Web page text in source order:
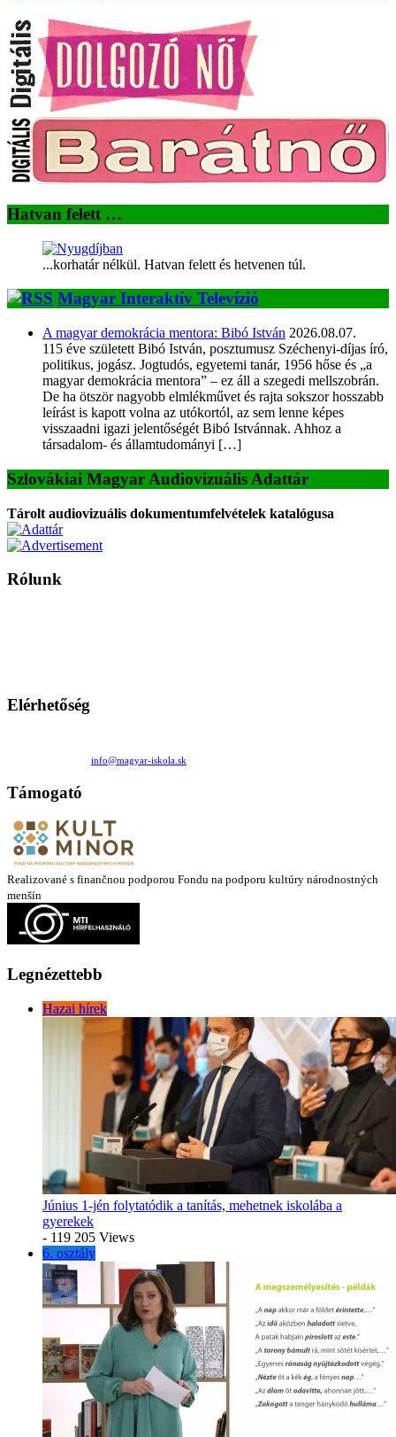
Hatvan felett …
...korhatár nélkül. Hatvan felett és hetvenen túl.
Magyar Interaktív Televízió
A magyar demokrácia mentora: Bibó István 2026.08.07.
115 éve született Bibó István, posztumusz Széchenyi-díjas író,
politikus, jogász. Jogtudós, egyetemi tanár, 1956 hőse és „a
magyar demokrácia mentora” – ez áll a szegedi mellszobrán.
De ha ötször nagyobb elmlékművet és rajta sokszor hosszabb
leírást is kapott volna az utókortól, az sem lenne képes
visszaadni igazi jelentőségét Bibó Istvánnak. Ahhoz a
társadalom- és államtudományi […]
Szlovákiai Magyar Audiovizuális Adattár
Tárolt audiovizuális dokumentumfelvételek katalógusa
Rólunk
Elérhetőség
info@magyar-iskola.sk
Támogató
Realizované s finančnou podporou Fondu na podporu kultúry národnostných
menšín
Legnézettebb
Hazai hírek
Június 1-jén folytatódik a tanítás, mehetnek iskolába a
gyerekek
- 119 205 Views
6. osztály